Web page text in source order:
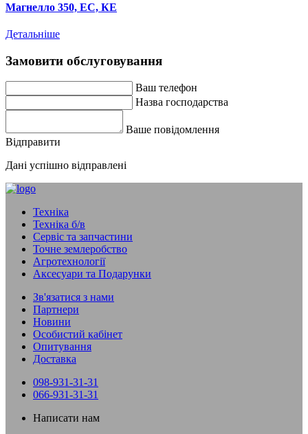
Магнелло 350, EC, КЕ
Детальніше
Замовити обслуговування
Ваш телефон
Назва господарства
Ваше повідомлення
Відправити
Дані успішно відправлені
Техніка
Техніка б/в
Сервіс та запчастини
Точне землеробство
Агротехнології
Аксесуари та Подарунки
Зв'язатися з нами
Партнери
Новини
Особистий кабінет
Опитування
Доставка
098-931-31-31
066-931-31-31
Написати нам